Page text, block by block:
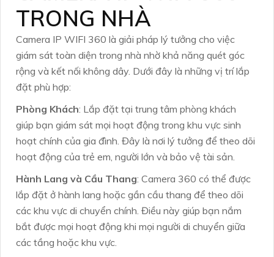
TRONG NHÀ
Camera IP WIFI 360 là giải pháp lý tưởng cho việc
giám sát toàn diện trong nhà nhờ khả năng quét góc
rộng và kết nối không dây. Dưới đây là những vị trí lắp
đặt phù hợp:
Phòng Khách: Lắp đặt tại trung tâm phòng khách
giúp bạn giám sát mọi hoạt động trong khu vực sinh
hoạt chính của gia đình. Đây là nơi lý tưởng để theo dõi
hoạt động của trẻ em, người lớn và bảo vệ tài sản.
Hành Lang và Cầu Thang: Camera 360 có thể được
lắp đặt ở hành lang hoặc gần cầu thang để theo dõi
các khu vực di chuyển chính. Điều này giúp bạn nắm
bắt được mọi hoạt động khi mọi người di chuyển giữa
các tầng hoặc khu vực.